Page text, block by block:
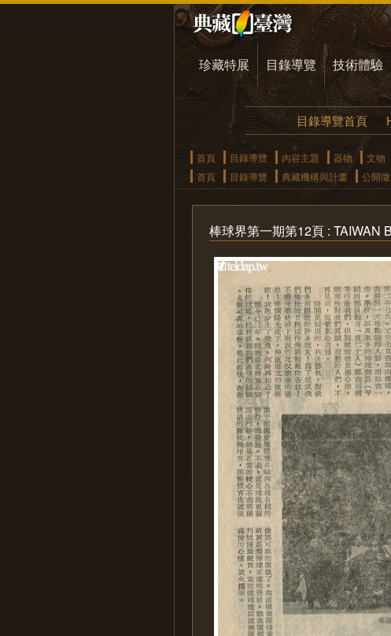
珍藏特展 目錄導覽 技術體驗
目錄導覽首頁
首頁 目錄導覽 內容主題 器物 文物
首頁
目錄導覽 典藏機構與計畫 公開
棒球界第一期第12頁 : TAIWAN